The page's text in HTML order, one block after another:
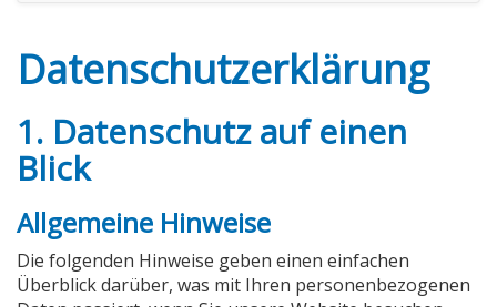
Datenschutzerklärung
1. Datenschutz auf einen
Blick
Allgemeine Hinweise
Die folgenden Hinweise geben einen einfachen
Überblick darüber, was mit Ihren personenbezogenen